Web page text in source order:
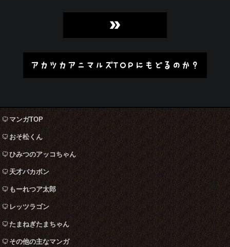
»
アカツカアニマルズTOPにもどるのか？
マンガTOP
おそ松くん
ひみつのアッコちゃん
天才バカボン
もーれつア太郎
レッツラゴン
たまねぎたまちゃん
その他の主なマンガ